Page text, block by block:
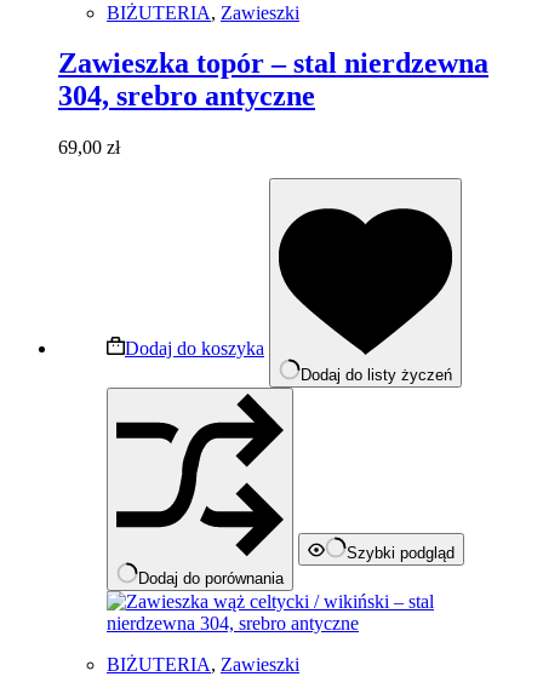
BIŻUTERIA, Zawieszki
Zawieszka topór – stal nierdzewna
304, srebro antyczne
69,00 zł
Dodaj do koszyka
Dodaj do listy życzeń
Dodaj do porównania
Szybki podgląd
BIŻUTERIA, Zawieszki